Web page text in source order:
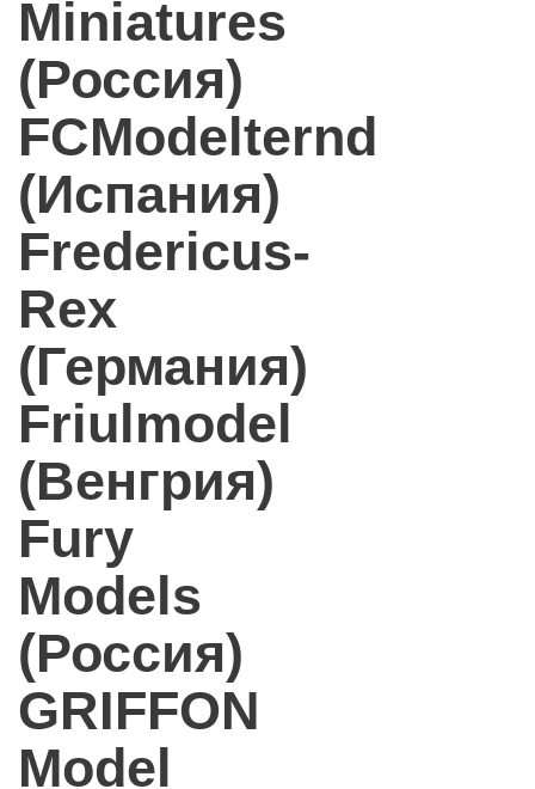
Miniatures
(Россия)
FCModelternd
(Испания)
Fredericus-
Rex
(Германия)
Friulmodel
(Венгрия)
Fury
Models
(Россия)
GRIFFON
Model